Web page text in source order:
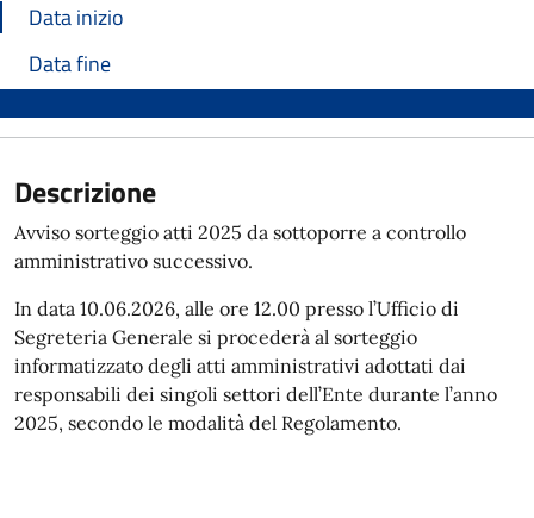
Data inizio
Data fine
Descrizione
Avviso sorteggio atti 2025 da sottoporre a controllo
amministrativo successivo.
In data 10.06.2026, alle ore 12.00 presso l’Ufficio di
Segreteria Generale si procederà al sorteggio
informatizzato degli atti amministrativi adottati dai
responsabili dei singoli settori dell’Ente durante l’anno
2025, secondo le modalità del Regolamento.